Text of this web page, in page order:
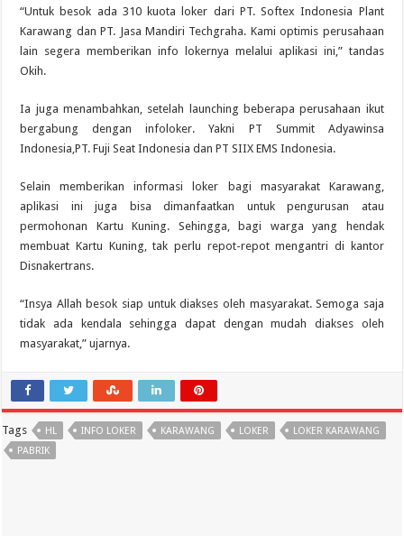
“Untuk besok ada 310 kuota loker dari PT. Softex Indonesia Plant
Karawang dan PT. Jasa Mandiri Techgraha. Kami optimis perusahaan
lain segera memberikan info lokernya melalui aplikasi ini,” tandas
Okih.
Ia juga menambahkan, setelah launching beberapa perusahaan ikut
bergabung dengan infoloker. Yakni PT Summit Adyawinsa
Indonesia,PT. Fuji Seat Indonesia dan PT SIIX EMS Indonesia.
Selain memberikan informasi loker bagi masyarakat Karawang,
aplikasi ini juga bisa dimanfaatkan untuk pengurusan atau
permohonan Kartu Kuning. Sehingga, bagi warga yang hendak
membuat Kartu Kuning, tak perlu repot-repot mengantri di kantor
Disnakertrans.
“Insya Allah besok siap untuk diakses oleh masyarakat. Semoga saja
tidak ada kendala sehingga dapat dengan mudah diakses oleh
masyarakat,” ujarnya.
Tags HL INFO LOKER KARAWANG LOKER
LOKER KARAWANG
PABRIK